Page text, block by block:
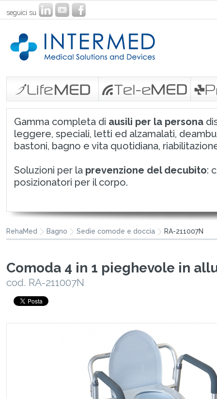
seguici su
Gamma completa di ausili per la persona
leggere, speciali, letti ed alzamalati,
bastoni, bagno e vita quotidiana,
Soluzioni per la prevenzione del decubito:
posizionatori per il corpo.
RehaMed Bagno Sedie comode e doccia RA-211007N
Comoda 4 in 1 pieghevole in
cod. RA-211007N